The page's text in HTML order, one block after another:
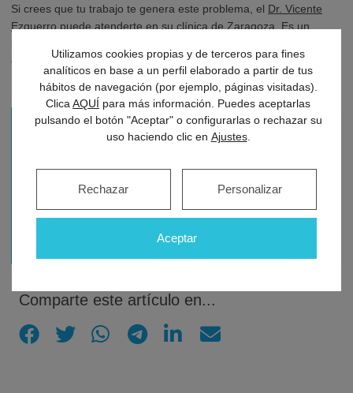
Si crees que tu trabajo te genera este problema, el Dr. Vicente
Ezquerro puede atenderte en su clínica de Zaragoza. Es un
experiencia en el sector de la psicología y la psiquiatría.
Pedir cita con el equipo del Dr. Vicente
976... Ver teléfono
Paseo Independencia, 19 - 3º Zaragoza
Comparte este artículo en...
Utilizamos cookies propias y de terceros para fines
analíticos en base a un perfil elaborado a partir de tus
hábitos de navegación (por ejemplo, páginas visitadas).
Clica AQUÍ para más información. Puedes aceptarlas
pulsando el botón "Aceptar" o configurarlas o rechazar su
uso haciendo clic en Ajustes.
Aceptar
Rechazar Personalizar